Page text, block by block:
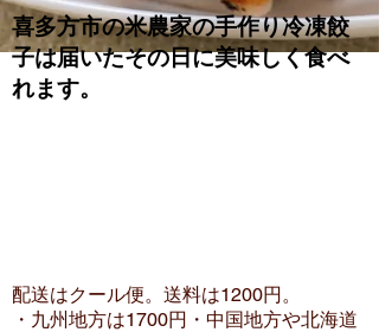
喜多方市の米農家の手作り冷凍餃
子は届いたその日に美味しく食べ
れます。
配送はクール便。送料は1200円。
・​九州地方は1700円 ・中国地方や北海道